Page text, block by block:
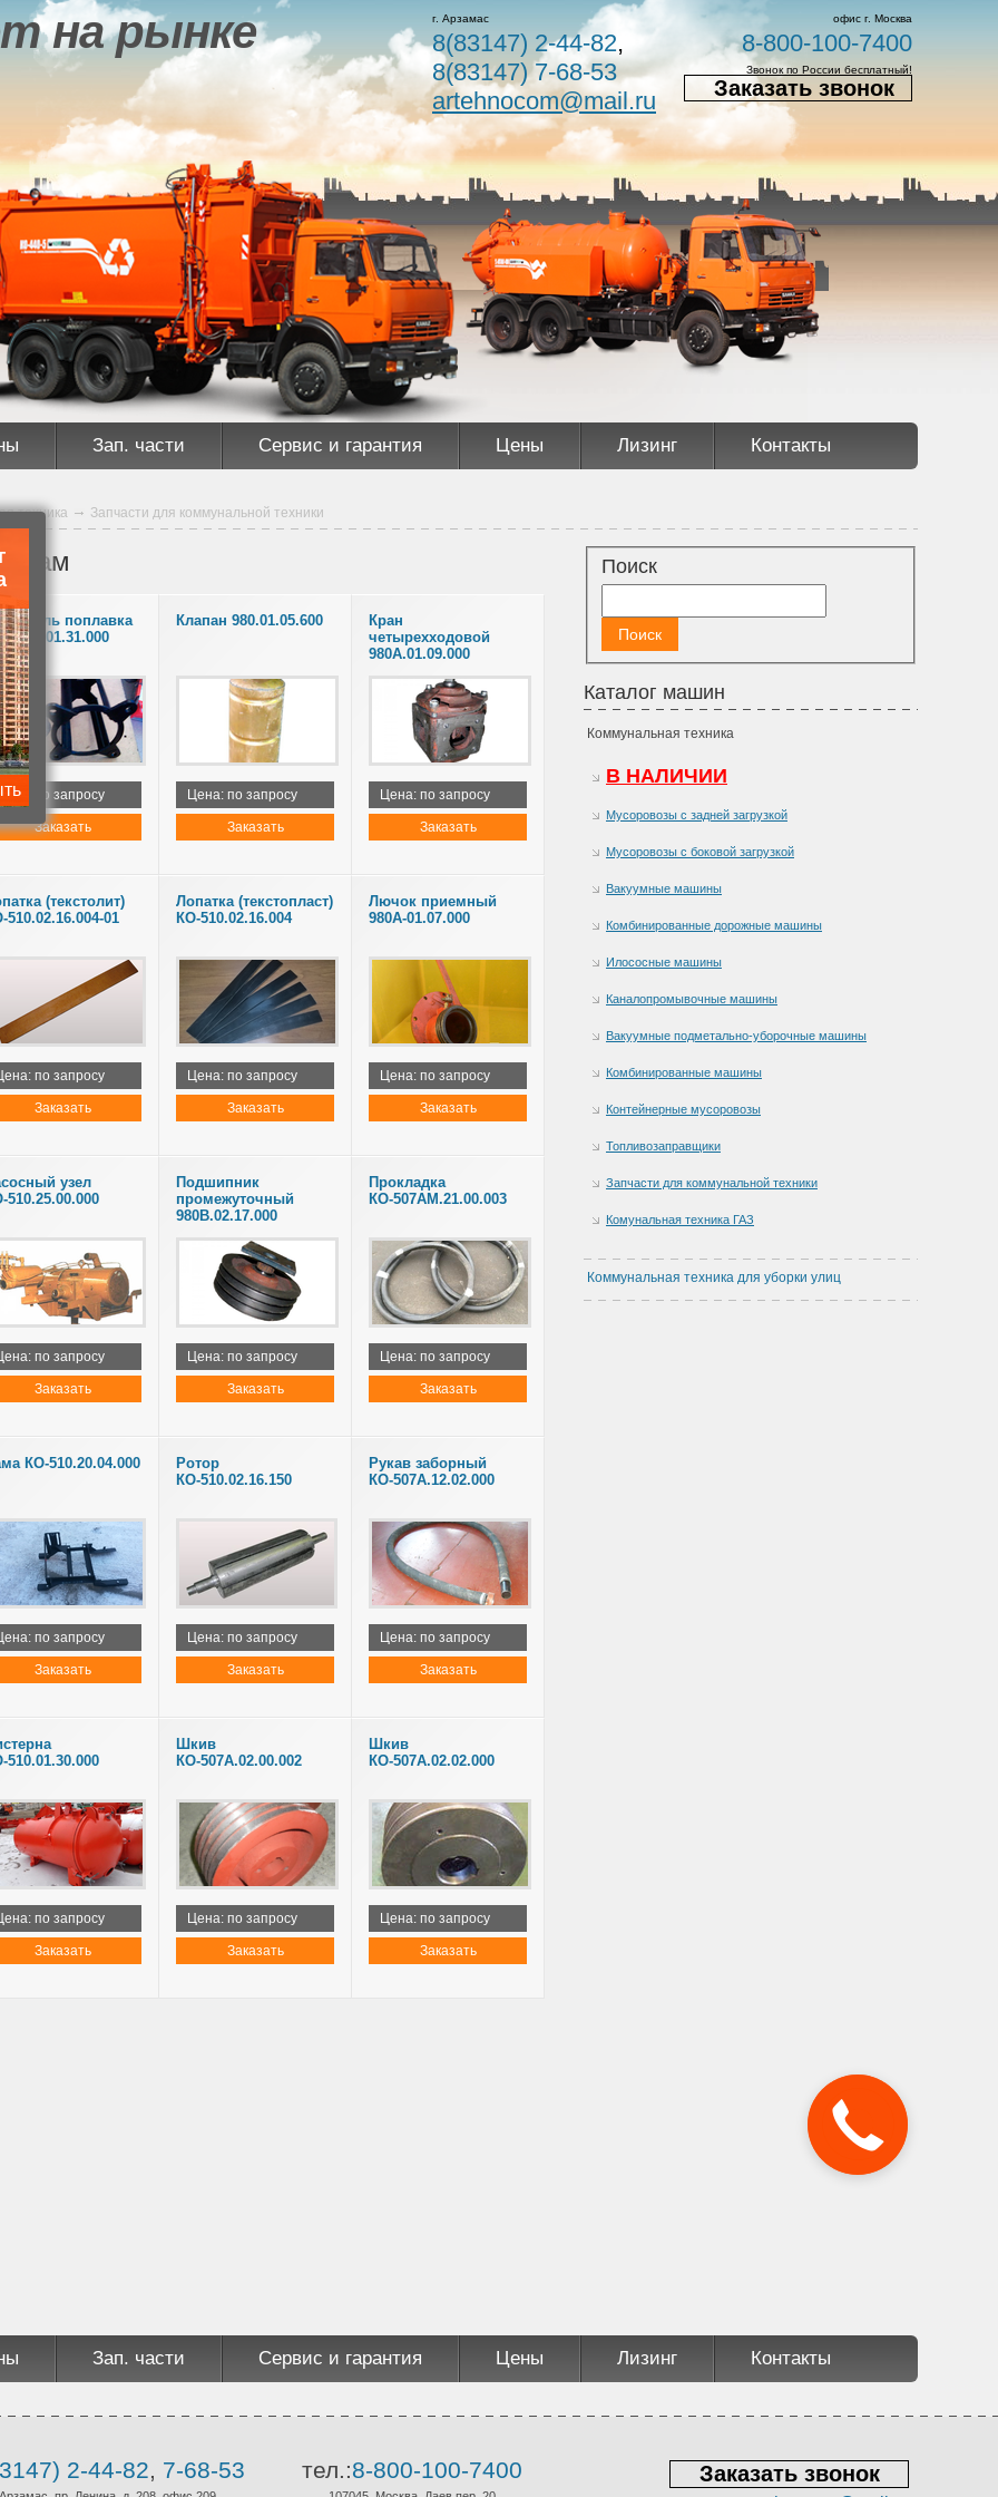
на рынке г. Арзамас
8(83147) 2-44-82,
8(83147) 7-68-53
artehnocom@mail.ru
офис г. Москва
8-800-100-7400
Звонок по России бесплатный!
Заказать звонок
Зап. части Сервис и гарантия Цены Лизинг Контакты
техника Запчасти для коммунальной техники
поплавка
507А.01.31.000
по запросу
Заказать
Клапан 980.01.05.600
Цена: по запросу
Заказать
Кран
четырехходовой
980А.01.09.000
Цена: по запросу
Заказать
(текстолит)
510.02.16.004-01
по запросу
Заказать
Лопатка (текстопласт)
КО-510.02.16.004
Цена: по запросу
Заказать
Лючок приемный
980А-01.07.000
Цена: по запросу
Заказать
узел
510.25.00.000
по запросу
Заказать
Подшипник
промежуточный
980В.02.17.000
Цена: по запросу
Заказать
Прокладка
КО-507АМ.21.00.003
Цена: по запросу
Заказать
КО-510.20.04.000
по запросу
Заказать
Ротор
КО-510.02.16.150
Цена: по запросу
Заказать
Рукав заборный
КО-507А.12.02.000
Цена: по запросу
Заказать
510.01.30.000
по запросу
Заказать
Шкив
КО-507А.02.00.002
Цена: по запросу
Заказать
Шкив
КО-507А.02.02.000
Цена: по запросу
Заказать
Поиск
Каталог машин
Коммунальная техника
В НАЛИЧИИ
Мусоровозы с задней загрузкой
Мусоровозы с боковой загрузкой
Вакуумные машины
Комбинированные дорожные машины
Илососные машины
Каналопромывочные машины
Вакуумные подметально-уборочные машины
Комбинированные машины
Контейнерные мусоровозы
Топливозаправщики
Запчасти для коммунальной техники
Комунальная техника ГАЗ
Коммунальная техника для уборки улиц
Зап. части Сервис и гарантия Цены Лизинг Контакты
2-44-82, 7-68-53 тел.:8-800-100-7400 Заказать звонок